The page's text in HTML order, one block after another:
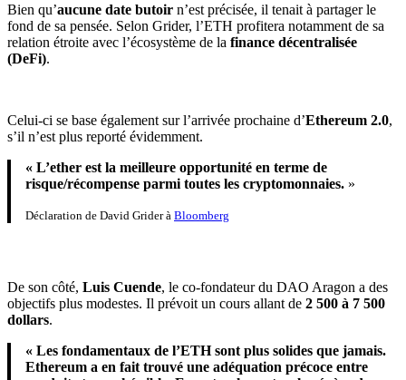
Bien qu’aucune date butoir n’est précisée, il tenait à partager le
fond de sa pensée. Selon Grider, l’ETH profitera notamment de sa
relation étroite avec l’écosystème de la finance décentralisée
(DeFi).
Celui-ci se base également sur l’arrivée prochaine d’Ethereum 2.0,
s’il n’est plus reporté évidemment.
« L’ether est la meilleure opportunité en terme de
risque/récompense parmi toutes les cryptomonnaies. »
Déclaration de David Grider à Bloomberg
De son côté, Luis Cuende, le co-fondateur du DAO Aragon a des
objectifs plus modestes. Il prévoit un cours allant de 2 500 à 7 500
dollars.
« Les fondamentaux de l’ETH sont plus solides que jamais.
Ethereum a en fait trouvé une adéquation précoce entre